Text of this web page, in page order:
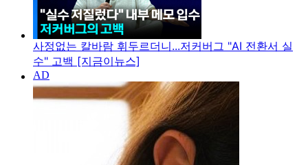
사정없는 칼바람 휘두르더니...저커버그 "AI 전환서 실
수" 고백 [지금이뉴스]